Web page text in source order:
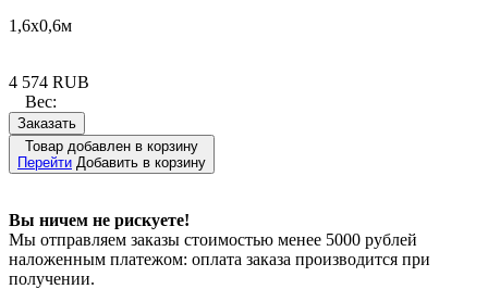
1,6х0,6м
4 574 RUB
Вес:
Заказать
Товар добавлен в корзину
Перейти Добавить в корзину
Вы ничем не рискуете!
Мы отправляем заказы стоимостью менее 5000 рублей
наложенным платежом: оплата заказа производится при
получении.